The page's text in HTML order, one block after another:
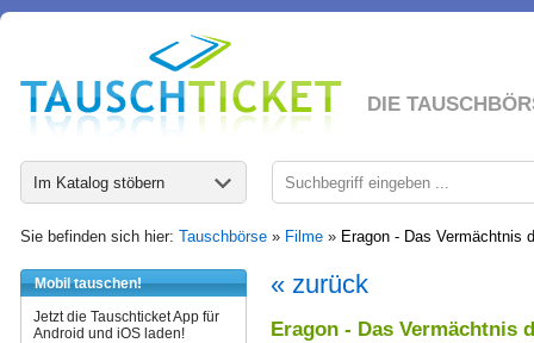
DIE
Im Katalog stöbern
Sie befinden sich hier: Tauschbörse » Filme » Eragon - Das Vermächtnis
Mobil tauschen!
Jetzt die Tauschticket App für
Android und iOS laden!
« zurück
Eragon - Das Vermächtnis